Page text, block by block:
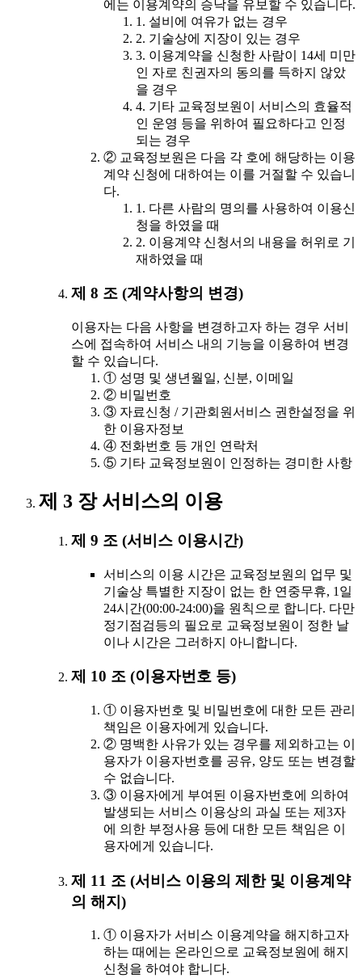
에는 이용계약의 승낙을 유보할 수 있습니다.
1. 설비에 여유가 없는 경우
2. 기술상에 지장이 있는 경우
3. 이용계약을 신청한 사람이 14세 미만
인 자로 친권자의 동의를 득하지 않았
을 경우
4. 기타 교육정보원이 서비스의 효율적
인 운영 등을 위하여 필요하다고 인정
되는 경우
② 교육정보원은 다음 각 호에 해당하는 이용
계약 신청에 대하여는 이를 거절할 수 있습니
다.
1. 다른 사람의 명의를 사용하여 이용신
청을 하였을 때
2. 이용계약 신청서의 내용을 허위로 기
재하였을 때
제 8 조 (계약사항의 변경)
이용자는 다음 사항을 변경하고자 하는 경우 서비
스에 접속하여 서비스 내의 기능을 이용하여 변경
할 수 있습니다.
① 성명 및 생년월일, 신분, 이메일
② 비밀번호
③ 자료신청 / 기관회원서비스 권한설정을 위
한 이용자정보
④ 전화번호 등 개인 연락처
⑤ 기타 교육정보원이 인정하는 경미한 사항
제 3 장 서비스의 이용
제 9 조 (서비스 이용시간)
서비스의 이용 시간은 교육정보원의 업무 및
기술상 특별한 지장이 없는 한 연중무휴, 1일
24시간(00:00-24:00)을 원칙으로 합니다. 다만
정기점검등의 필요로 교육정보원이 정한 날
이나 시간은 그러하지 아니합니다.
제 10 조 (이용자번호 등)
① 이용자번호 및 비밀번호에 대한 모든 관리
책임은 이용자에게 있습니다.
② 명백한 사유가 있는 경우를 제외하고는 이
용자가 이용자번호를 공유, 양도 또는 변경할
수 없습니다.
③ 이용자에게 부여된 이용자번호에 의하여
발생되는 서비스 이용상의 과실 또는 제3자
에 의한 부정사용 등에 대한 모든 책임은 이
용자에게 있습니다.
제 11 조 (서비스 이용의 제한 및 이용계약
의 해지)
① 이용자가 서비스 이용계약을 해지하고자
하는 때에는 온라인으로 교육정보원에 해지
신청을 하여야 합니다.